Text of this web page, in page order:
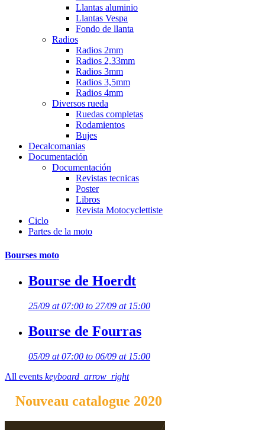
Llantas aluminio
Llantas Vespa
Fondo de llanta
Radios
Radios 2mm
Radios 2,33mm
Radios 3mm
Radios 3,5mm
Radios 4mm
Diversos rueda
Ruedas completas
Rodamientos
Bujes
Decalcomanias
Documentación
Documentación
Revistas tecnicas
Poster
Libros
Revista Motocyclettiste
Ciclo
Partes de la moto
Bourses moto
Bourse de Hoerdt
25/09 at 07:00 to 27/09 at 15:00
Bourse de Fourras
05/09 at 07:00 to 06/09 at 15:00
All events keyboard_arrow_right
Nouveau catalogue 2020